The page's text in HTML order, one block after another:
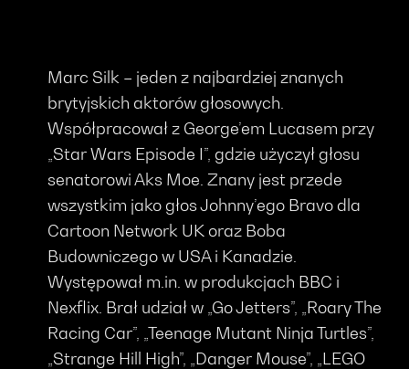
Marc Silk – jeden z najbardziej znanych
brytyjskich aktorów głosowych.
Współpracował z George’em Lucasem przy
„Star Wars Episode I”, gdzie użyczył głosu
senatorowi Aks Moe. Znany jest przede
wszystkim jako głos Johnny’ego Bravo dla
Cartoon Network UK oraz Boba
Budowniczego w USA i Kanadzie.
Występował m.in. w produkcjach BBC i
Nexflix. Brał udział w „Go Jetters”, „Roary The
Racing Car”, „Teenage Mutant Ninja Turtles”,
„Strange Hill High”, „Danger Mouse”, „LEGO